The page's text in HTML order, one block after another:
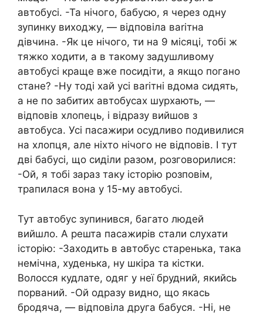
автобусі. -Та нічого, бабусю, я через одну
зупинку виходжу, — відповіла ваrітна
дівчина. -Як це нічого, ти на 9 місяці, тобі ж
тяжко ходити, а в такому задушливому
автобусі краще вже посидіти, а якщо погано
стане? -Ну тоді хай усі ваrітні вдома сидять,
а не по забитих автобусах шурхають, —
відповів хлопець, і відразу вийшов з
автобуса. Усі пасажири осудливо подивилися
на хлопця, але ніхто нічого не відповів. І тут
дві бабусі, що сиділи разом, розговорилися:
-Ой, я тобі зараз таку історію розповім,
трапилася вона у 15-му автобусі.
Тут автобус зупинився, багато людей
вийшло. А решта пасажирів стали слухати
історію: -Заходить в автобус старенька, така
немічна, худенька, ну шкіра та кістки.
Волосся кудлате, одяг у неї брудний, якийсь
порваний. -Ой одразу видно, що якась
бродяча, — відповіла друга бабуся. -Ні, не